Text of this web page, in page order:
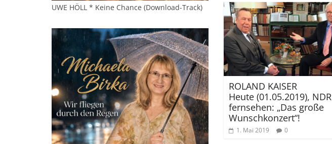
ROLAND KAISER
Heute (01.05.2019), NDR
fernsehen: „Das große
Wunschkonzert“!
1. Mai 2019 0
UWE HÖLL * Keine Chance (Download-Track)